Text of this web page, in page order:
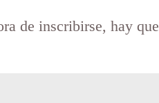
de inscribirse, hay